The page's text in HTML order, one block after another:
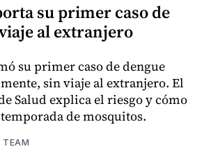
su primer caso de
al extranjero
su primer caso de dengue
sin viaje al extranjero. El
Salud explica el riesgo y cómo
de mosquitos.
TEAM